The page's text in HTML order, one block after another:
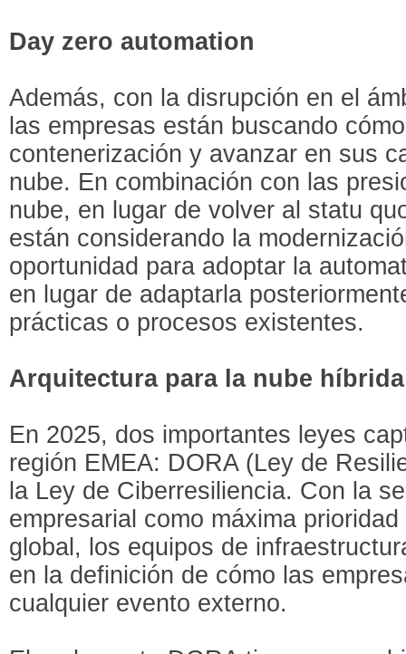
Day zero automation
Además, con la disrupción en el
las empresas están buscando
contenerización y avanzar en sus
nube. En combinación con las
nube, en lugar de volver al statu
están considerando la
oportunidad para adoptar la
en lugar de adaptarla
prácticas o procesos existentes.
Arquitectura para la nube híbrida
En 2025, dos importantes leyes
región EMEA: DORA (Ley de
la Ley de Ciberresiliencia. Con la
empresarial como máxima
global, los equipos de
en la definición de cómo las
cualquier evento externo.